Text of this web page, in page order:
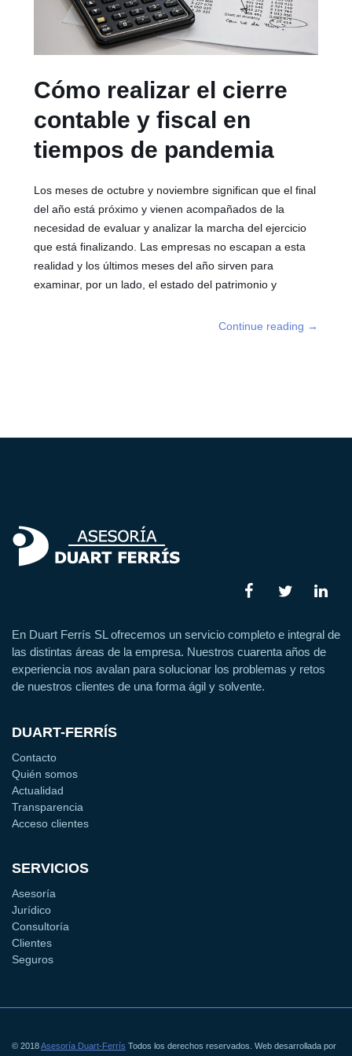
Cómo realizar el cierre
contable y fiscal en
tiempos de pandemia
Los meses de octubre y noviembre significan que el final
del año está próximo y vienen acompañados de la
necesidad de evaluar y analizar la marcha del ejercicio
que está finalizando. Las empresas no escapan a esta
realidad y los últimos meses del año sirven para
examinar, por un lado, el estado del patrimonio y
Continue reading →
En Duart Ferrís SL ofrecemos un servicio completo e integral de
las distintas áreas de la empresa. Nuestros cuarenta años de
experiencia nos avalan para solucionar los problemas y retos
de nuestros clientes de una forma ágil y solvente.
DUART-FERRÍS
Contacto
Quién somos
Actualidad
Transparencia
Acceso clientes
SERVICIOS
Asesoría
Jurídico
Consultoría
Clientes
Seguros
© 2018Asesoría Duart-Ferrís Todos los derechos reservados. Web desarrollada por